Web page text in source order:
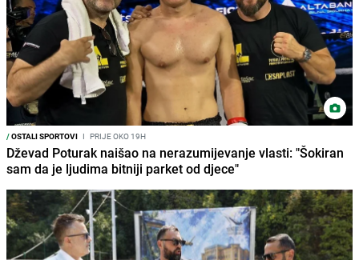
/OSTALI SPORTOVI I PRIJE OKO 19H
Dževad Poturak naišao na nerazumijevanje vlasti: "Šokiran
sam da je ljudima bitniji parket od djece"